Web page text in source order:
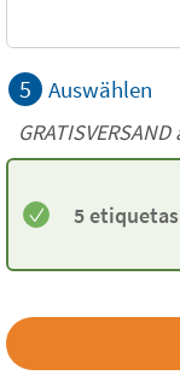
5 Auswählen
GRATISVERSAND
5